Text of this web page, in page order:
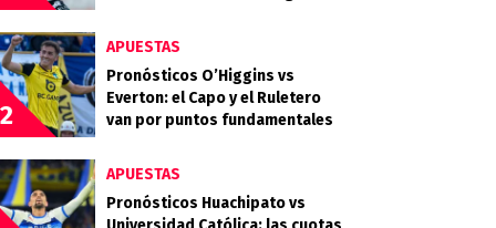
2
APUESTAS
Pronósticos O’Higgins vs
Everton: el Capo y el Ruletero
van por puntos fundamentales
APUESTAS
Pronósticos Huachipato vs